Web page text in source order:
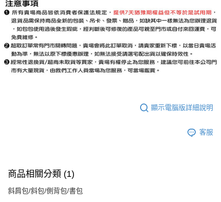
顯示電腦版詳細說明
客服
商品相關分類 (1)
斜肩包/斜包/側背包/書包